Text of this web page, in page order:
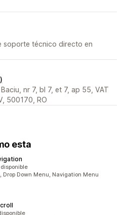
soporte técnico directo en
nr 7, bl 7, et 7, ap 55, VAT
500170, RO
esta
Down Menu, Navigation Menu